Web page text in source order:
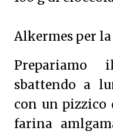
Alkermes per
sbattendo a
con un pizzico
farina